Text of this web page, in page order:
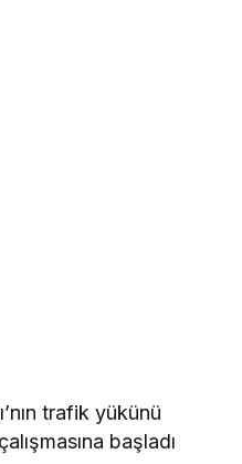
trafik yükünü
başladı